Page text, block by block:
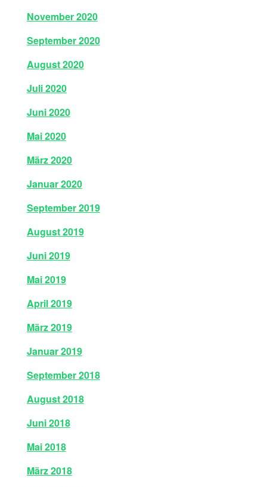
November 2020
September 2020
August 2020
Juli 2020
Juni 2020
Mai 2020
März 2020
Januar 2020
September 2019
August 2019
Juni 2019
Mai 2019
April 2019
März 2019
Januar 2019
September 2018
August 2018
Juni 2018
Mai 2018
März 2018